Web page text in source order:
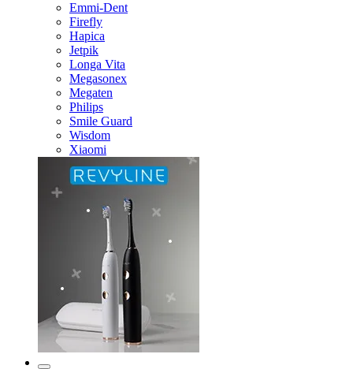
Emmi-Dent
Firefly
Hapica
Jetpik
Longa Vita
Megasonex
Megaten
Philips
Smile Guard
Wisdom
Xiaomi